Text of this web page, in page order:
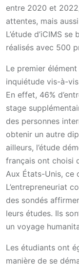
entre 2020 et
attentes, mais
L’étude d’iCIMS
réalisés avec 500
Le premier
inquiétude vis-à-
En effet, 46%
stage
des personnes
obtenir un autre
ailleurs, l’étude
français ont choisi
Aux États-Unis, ce
L’entrepreneuriat
des sondés
leurs études. Ils
un voyage
Les étudiants ont
manière de se